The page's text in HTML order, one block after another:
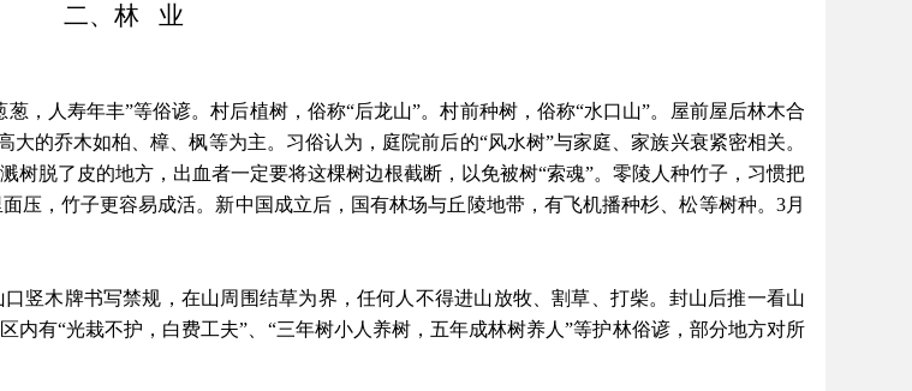
二、林 业
，人寿年丰”等俗谚。村后植树，俗称“后龙山”。村前种树，俗称“水口山”。屋前屋后林木合
的乔木如柏、樟、枫等为主。习俗认为，庭院前后的“风水树”与家庭、家族兴衰紧密相关。
脱了皮的地方，出血者一定要将这棵树边根截断，以免被树“索魂”。零陵人种竹子，习惯把
压，竹子更容易成活。新中国成立后，国有林场与丘陵地带，有飞机播种杉、松等树种。3月
竖木牌书写禁规，在山周围结草为界，任何人不得进山放牧、割草、打柴。封山后推一看山
内有“光栽不护，白费工夫”、“三年树小人养树，五年成林树养人”等护林俗谚，部分地方对所